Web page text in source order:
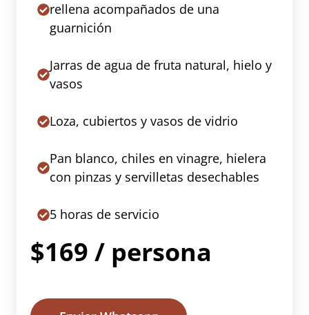
rellena acompañados de una
guarnición
Jarras de agua de fruta natural, hielo y
vasos
Loza, cubiertos y vasos de vidrio
Pan blanco, chiles en vinagre, hielera
con pinzas y servilletas desechables
5 horas de servicio
$169 / persona